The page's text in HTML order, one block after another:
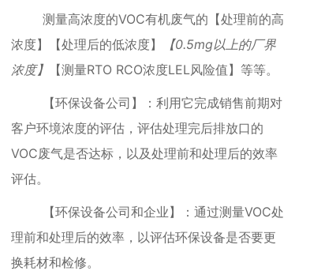
测量高浓度的VOC有机废气的【处理前的高
浓度】【处理后的低浓度】
【0.5mg以上的厂界
浓度】
【测量RTO RCO浓度LEL风险值】等等。
【环保设备公司】：利用它完成销售前期对
客户环境浓度的评估，评估处理完后排放口的
VOC废气是否达标，以及处理前和处理后的效率
评估。
【环保设备公司和企业】：通过测量VOC处
理前和处理后的效率，以评估环保设备是否要更
换耗材和检修。